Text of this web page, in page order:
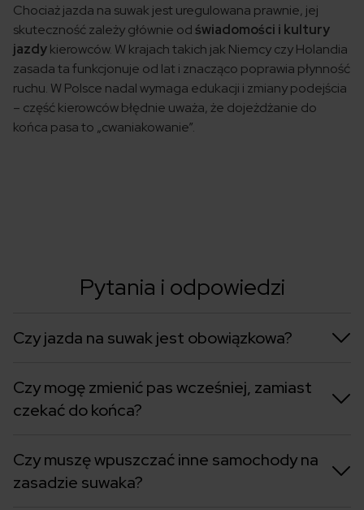
Chociaż jazda na suwak jest uregulowana prawnie, jej
skuteczność zależy głównie odświadomości i kultury
jazdykierowców. W krajach takich jak Niemcy czy Holandia
zasada ta funkcjonuje od lat i znacząco poprawia płynność
ruchu. W Polsce nadal wymaga edukacji i zmiany podejścia
– część kierowców błędnie uważa, że dojeżdżanie do
końca pasa to „cwaniakowanie”.
Pytania i odpowiedzi
Czy jazda na suwak jest obowiązkowa?
Czy mogę zmienić pas wcześniej, zamiast
czekać do końca?
Czy muszę wpuszczać inne samochody na
zasadzie suwaka?